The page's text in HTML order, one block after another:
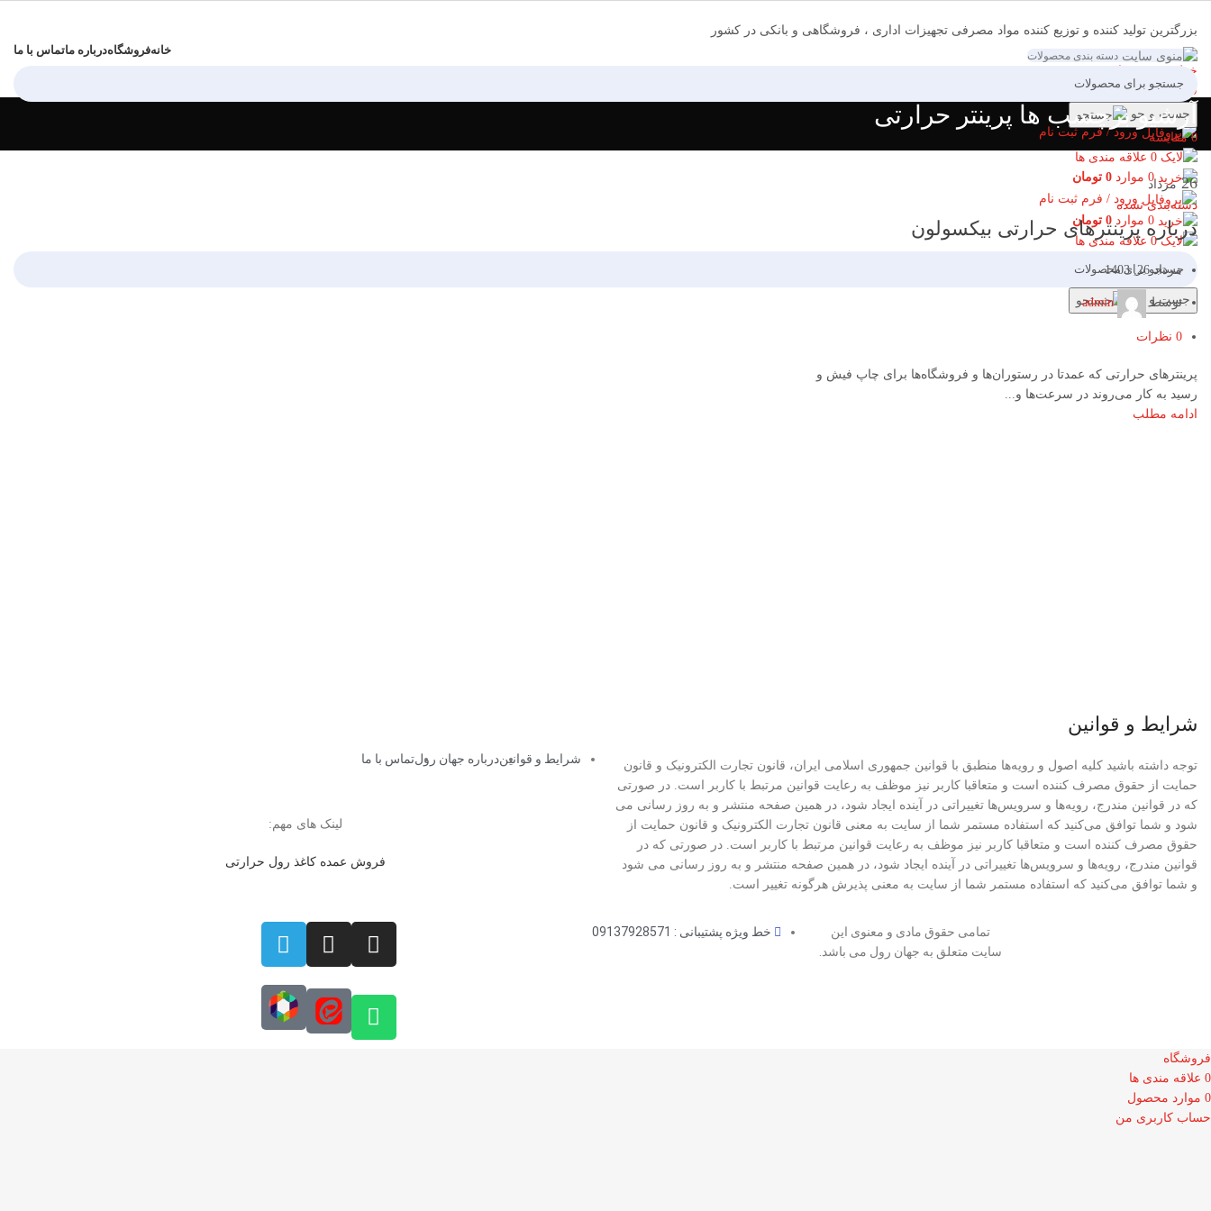
بزرگترین تولید کننده و توزیع کننده مواد مصرفی تجهیزات اداری ، فروشگاهی و بانکی در کشور
خانهفروشگاهدرباره ماتماس با ما
خط ویژه پشتیبانی
فهرست
ورود / فرم ثبت نام
دسته بندی محصولات
جست و جو
0 مقایسه
0 علاقه مندی ها
0 موارد 0 تومان
ورود / فرم ثبت نام
0 موارد 0 تومان
0 علاقه مندی ها
جست و جو
آرشیو برچسب ها پرینتر حرارتی
26 مرداد
دسته‌بندی نشده
درباره پرینترهای حرارتی بیکسولون
مرداد 26, 1403
توسط admin
0 نظرات
پرینترهای حرارتی که عمدتا در رستوران‌ها و فروشگاه‌ها برای چاپ فیش و
رسید به کار می‌روند در سرعت‌ها و...
ادامه مطلب
شرایط و قوانین
توجه داشته باشید کلیه اصول و رویه‏‌ها منطبق با قوانین جمهوری اسلامی ایران، قانون تجارت الکترونیک و قانون
حمایت از حقوق مصرف کننده است و متعاقبا کاربر نیز موظف به رعایت قوانین مرتبط با کاربر است. در صورتی
که در قوانین مندرج، رویه‏‌ها و سرویس‏‌ها تغییراتی در آینده ایجاد شود، در همین صفحه منتشر و به روز رسانی می
شود و شما توافق می‏‌کنید که استفاده مستمر شما از سایت به معنی قانون تجارت الکترونیک و قانون حمایت از
حقوق مصرف کننده است و متعاقبا کاربر نیز موظف به رعایت قوانین مرتبط با کاربر است. در صورتی که در
قوانین مندرج، رویه‏‌ها و سرویس‏‌ها تغییراتی در آینده ایجاد شود، در همین صفحه منتشر و به روز رسانی می شود
و شما توافق می‏‌کنید که استفاده مستمر شما از سایت به معنی پذیرش هرگونه تغییر است.
شرایط و قوانیندرباره جهان رولتماس با ما
لینک های مهم:
فروش عمده کاغذ رول حرارتی
تمامی حقوق مادی و معنوی این
سایت متعلق به جهان رول می باشد.
خط ویژه پشتیبانی : 09137928571
فروشگاه
0 علاقه مندی ها
0 موارد محصول
حساب کاربری من